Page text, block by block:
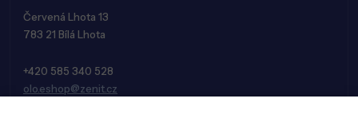
Červená Lhota 13
783 21 Bílá Lhota
+420 585 340 528
olo.eshop@zenit.cz